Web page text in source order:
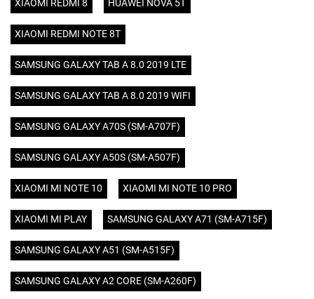
XIAOMI REDMI 8 HUAWEI NOVA 5T
XIAOMI REDMI NOTE 8T
SAMSUNG GALAXY TAB A 8.0 2019 LTE
SAMSUNG GALAXY TAB A 8.0 2019 WIFI
SAMSUNG GALAXY A70S (SM-A707F)
SAMSUNG GALAXY A50S (SM-A507F)
XIAOMI MI NOTE 10 XIAOMI MI NOTE 10 PRO
XIAOMI MI PLAY SAMSUNG GALAXY A71 (SM-A715F)
SAMSUNG GALAXY A51 (SM-A515F)
SAMSUNG GALAXY A2 CORE (SM-A260F)